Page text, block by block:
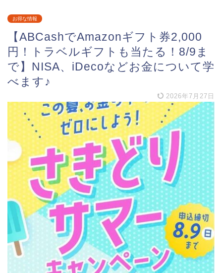
お得な情報
【ABCashでAmazonギフト券2,000
円！トラベルギフトも当たる！8/9ま
で】NISA、iDecoなどお金について学
べます♪
2026年7月27日